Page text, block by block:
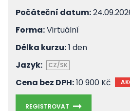
Počáteční datum:
Forma:Virtuální
Délka kurzu:1 den
Jazyk:
CZ/SK
Cena bez DPH:10 900 Kč
REGISTROVAT